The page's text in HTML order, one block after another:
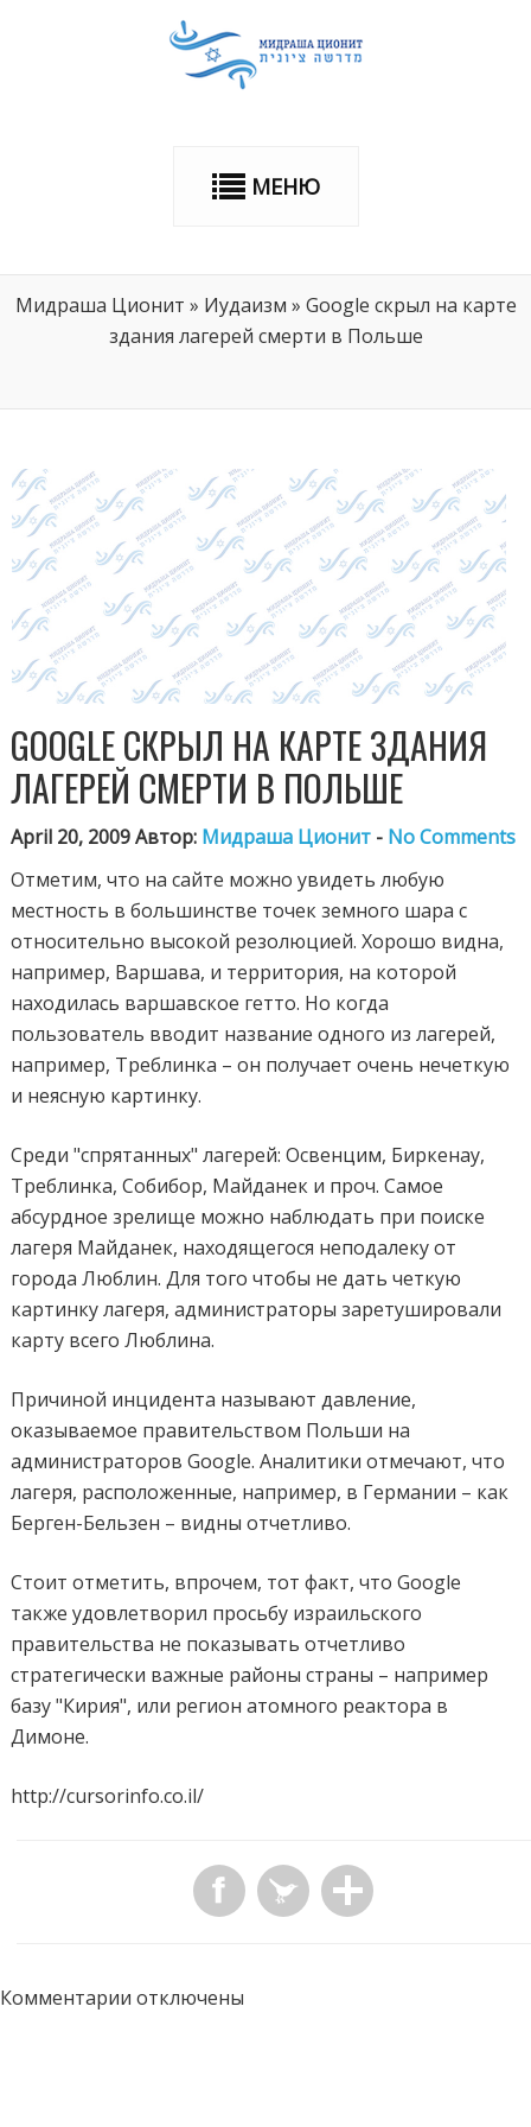
МЕНЮ
Мидраша Ционит » Иудаизм » Google скрыл на карте
здания лагерей смерти в Польше
GOOGLE СКРЫЛ НА КАРТЕ ЗДАНИЯ
ЛАГЕРЕЙ СМЕРТИ В ПОЛЬШЕ
April 20, 2009 Автор: Мидраша Ционит - No Comments
Отметим, что на сайте можно увидеть любую
местность в большинстве точек земного шара с
относительно высокой резолюцией. Хорошо видна,
например, Варшава, и территория, на которой
находилась варшавское гетто. Но когда
пользователь вводит название одного из лагерей,
например, Треблинка – он получает очень нечеткую
и неясную картинку.
Среди "спрятанных" лагерей: Освенцим, Биркенау,
Треблинка, Собибор, Майданек и проч. Самое
абсурдное зрелище можно наблюдать при поиске
лагеря Майданек, находящегося неподалеку от
города Люблин. Для того чтобы не дать четкую
картинку лагеря, администраторы заретушировали
карту всего Люблина.
Причиной инцидента называют давление,
оказываемое правительством Польши на
администраторов Google. Аналитики отмечают, что
лагеря, расположенные, например, в Германии – как
Берген-Бельзен – видны отчетливо.
Стоит отметить, впрочем, тот факт, что Google
также удовлетворил просьбу израильского
правительства не показывать отчетливо
стратегически важные районы страны – например
базу "Кирия", или регион атомного реактора в
Димоне.
http://cursorinfo.co.il/
Комментарии отключены